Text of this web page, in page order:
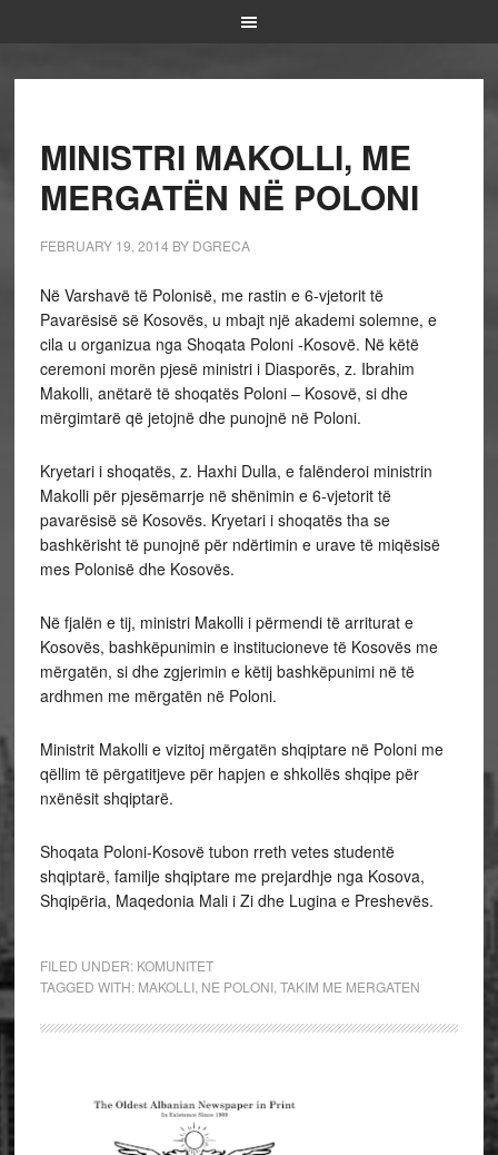
MINISTRI MAKOLLI, ME
MERGATËN NË POLONI
FEBRUARY 19, 2014 BY DGRECA
Në Varshavë të Polonisë, me rastin e 6-vjetorit të
Pavarësisë së Kosovës, u mbajt një akademi solemne, e
cila u organizua nga Shoqata Poloni -Kosovë. Në këtë
ceremoni morën pjesë ministri i Diasporës, z. Ibrahim
Makolli, anëtarë të shoqatës Poloni – Kosovë, si dhe
mërgimtarë që jetojnë dhe punojnë në Poloni.
Kryetari i shoqatës, z. Haxhi Dulla, e falënderoi ministrin
Makolli për pjesëmarrje në shënimin e 6-vjetorit të
pavarësisë së Kosovës. Kryetari i shoqatës tha se
bashkërisht të punojnë për ndërtimin e urave të miqësisë
mes Polonisë dhe Kosovës.
Në fjalën e tij, ministri Makolli i përmendi të arriturat e
Kosovës, bashkëpunimin e institucioneve të Kosovës me
mërgatën, si dhe zgjerimin e këtij bashkëpunimi në të
ardhmen me mërgatën në Poloni.
Ministrit Makolli e vizitoj mërgatën shqiptare në Poloni me
qëllim të përgatitjeve për hapjen e shkollës shqipe për
nxënësit shqiptarë.
Shoqata Poloni-Kosovë tubon rreth vetes studentë
shqiptarë, familje shqiptare me prejardhje nga Kosova,
Shqipëria, Maqedonia Mali i Zi dhe Lugina e Preshevës.
FILED UNDER: KOMUNITET
TAGGED WITH: MAKOLLI, NE POLONI, TAKIM ME MERGATEN